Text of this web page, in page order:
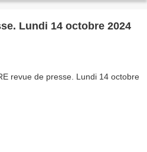
Lundi 14 octobre 2024